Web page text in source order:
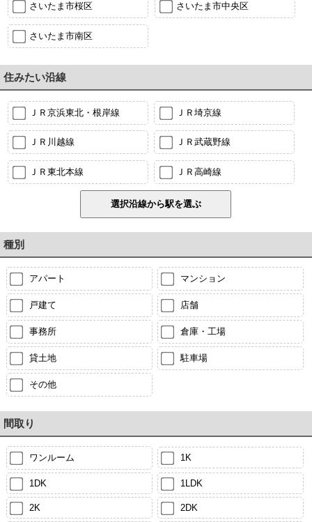
さいたま市桜区 さいたま市中央区
さいたま市南区
住みたい沿線
ＪＲ京浜東北・根岸線 ＪＲ埼京線
ＪＲ川越線 ＪＲ武蔵野線
ＪＲ東北本線 ＪＲ高崎線
種別
アパート マンション
戸建て 店舗
事務所 倉庫・工場
貸土地 駐車場
その他
間取り
ワンルーム 1K
1DK 1LDK
2K 2DK